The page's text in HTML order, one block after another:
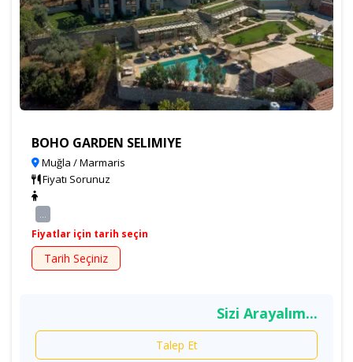
BOHO GARDEN SELIMIYE
Muğla / Marmaris
Fiyatı Sorunuz
...
Fiyatlar için tarih seçin
Tarih Seçiniz
Sizi Arayalım...
Talep Et